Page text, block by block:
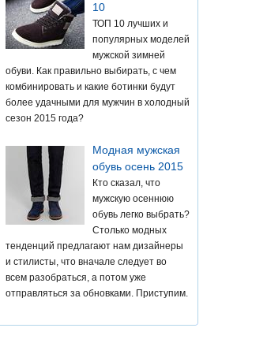
10
ТОП 10 лучших и
популярных моделей
мужской зимней
обуви. Как правильно выбирать, с чем
комбинировать и какие ботинки будут
более удачными для мужчин в холодный
сезон 2015 года?
Модная мужская
обувь осень 2015
Кто сказал, что
мужскую осеннюю
обувь легко выбрать?
Столько модных
тенденций предлагают нам дизайнеры
и стилисты, что вначале следует во
всем разобраться, а потом уже
отправляться за обновками. Приступим.